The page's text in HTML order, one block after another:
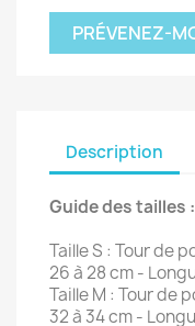
PRÉVENEZ-
Description
Guide des tailles :
Taille S : Tour de
26 à 28 cm -
Taille M : Tour de
32 à 34 cm -